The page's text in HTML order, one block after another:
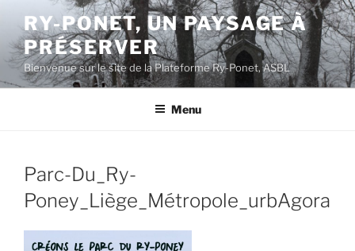
contenu
principal
RY-PONET, UN PAYSAGE À
PRÉSERVER
Bienvenue sur le site de la Plateforme Ry-Ponet, ASBL
Menu
Parc-Du_Ry-
Poney_Liège_Métropole_urbAgora